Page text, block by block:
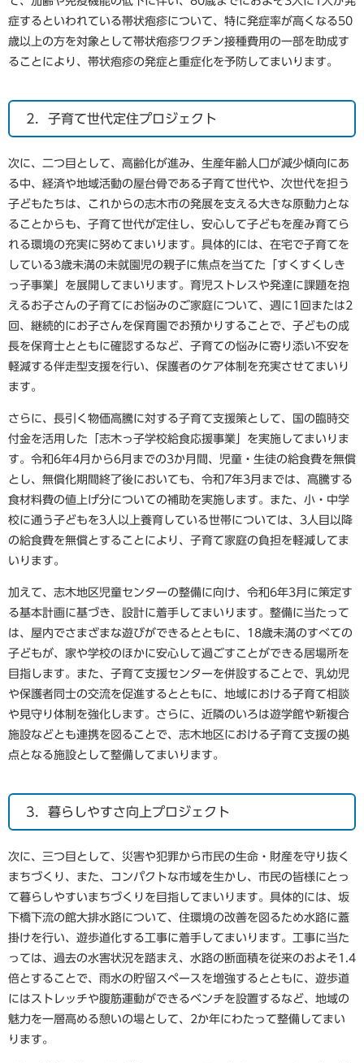
症するといわれている帯状疱疹について、特に発症率が高くなる50
歳以上の方を対象として帯状疱疹ワクチン接種費用の一部を助成す
ることにより、帯状疱疹の発症と重症化を予防してまいります。
2．子育て世代定住プロジェクト
次に、二つ目として、高齢化が進み、生産年齢人口が減少傾向にあ
る中、経済や地域活動の屋台骨である子育て世代や、次世代を担う
子どもたちは、これからの志木市の発展を支える大きな原動力とな
ることからも、子育て世代が定住し、安心して子どもを産み育てら
れる環境の充実に努めてまいります。具体的には、在宅で子育てを
している3歳未満の未就園児の親子に焦点を当てた「すくすくしき
っ子事業」を展開してまいります。育児ストレスや発達に課題を抱
えるお子さんの子育てにお悩みのご家庭について、週に1回または2
回、継続的にお子さんを保育園でお預かりすることで、子どもの成
長を保育士とともに確認するなど、子育ての悩みに寄り添い不安を
軽減する伴走型支援を行い、保護者のケア体制を充実させてまいり
ます。
さらに、長引く物価高騰に対する子育て支援策として、国の臨時交
付金を活用した「志木っ子学校給食応援事業」を実施してまいりま
す。令和6年4月から6月までの3か月間、児童・生徒の給食費を無償
とし、無償化期間終了後においても、令和7年3月までは、高騰する
食材料費の値上げ分についての補助を実施します。また、小・中学
校に通う子どもを3人以上養育している世帯については、3人目以降
の給食費を無償とすることにより、子育て家庭の負担を軽減してま
いります。
加えて、志木地区児童センターの整備に向け、令和6年3月に策定す
る基本計画に基づき、設計に着手してまいります。整備に当たって
は、屋内でさまざまな遊びができるとともに、18歳未満のすべての
子どもが、家や学校のほかに安心して過ごすことができる居場所を
目指します。また、子育て支援センターを併設することで、乳幼児
や保護者同士の交流を促進するとともに、地域における子育て相談
や見守り体制を強化します。さらに、近隣のいろは遊学館や新複合
施設などとも連携を図ることで、志木地区における子育て支援の拠
点となる施設として整備してまいります。
3．暮らしやすさ向上プロジェクト
次に、三つ目として、災害や犯罪から市民の生命・財産を守り抜く
まちづくり、また、コンパクトな市域を生かし、市民の皆様にとっ
て暮らしやすいまちづくりを目指してまいります。具体的には、坂
下橋下流の館大排水路について、住環境の改善を図るため水路に蓋
掛けを行い、遊歩道化する工事に着手してまいります。工事に当た
っては、過去の水害状況を踏まえ、水路の断面積を従来のおよそ1.4
倍とすることで、雨水の貯留スペースを増強するとともに、遊歩道
にはストレッチや腹筋運動ができるベンチを設置するなど、地域の
魅力を一層高める憩いの場として、2か年にわたって整備してまい
ります。